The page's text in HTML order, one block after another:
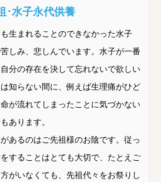
･水子永代供養
生まれることのできなかった水子
しみ、悲しんでいます。水子が一番
分の存在を決して忘れないで欲しい
知らない間に、例えば生理痛がひど
が流れてしまったことに気づかない
あります。
あるのはご先祖様のお陰です。従っ
することはとても大切で、たとえご
がいなくても、先祖代々をお祭りし